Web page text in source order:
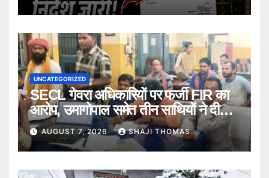
UNCATEGORIZED
SECL गेवरा अधिकारियों पर फर्जी FIR का
आरोप, उमागोपाल समेत तीन साथियों ने दी
गिरफ्तारी।
AUGUST 7, 2026 SHAJI THOMAS